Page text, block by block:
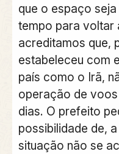
que o espaço
tempo para voltar
acreditamos que,
estabeleceu com
país como o Irã,
operação de
dias. O prefeito
possibilidade de,
situação não se